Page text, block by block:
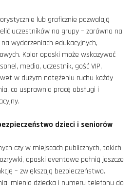
lub graficznie pozwalają
uczestników na grupy – zarówno na
wydarzeniach edukacyjnych,
Kolor opaski może wskazywać
media, uczestnik, gość VIP,
w dużym natężeniu ruchu każdy
co usprawnia pracę obsługi i
dzieci i seniorów
czy w miejscach publicznych, takich
opaski eventowe pełnią jeszcze
– zwiększają bezpieczeństwo.
imienia dziecka i numeru telefonu do